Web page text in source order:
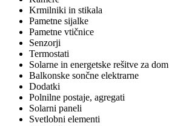
Krmilniki in stikala
Pametne sijalke
Pametne vtičnice
Senzorji
Termostati
Solarne in energetske rešitve za dom
Balkonske sončne elektrarne
Dodatki
Polnilne postaje, agregati
Solarni paneli
Svetlobni elementi